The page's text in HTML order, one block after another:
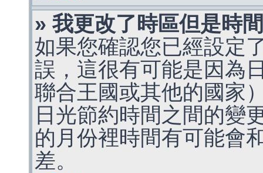
» 我更改了時區但是時
如果您確認您已經設定
誤，這很有可能是因為
聯合王國或其他的國家
日光節約時間之間的變
的月份裡時間有可能會
差。